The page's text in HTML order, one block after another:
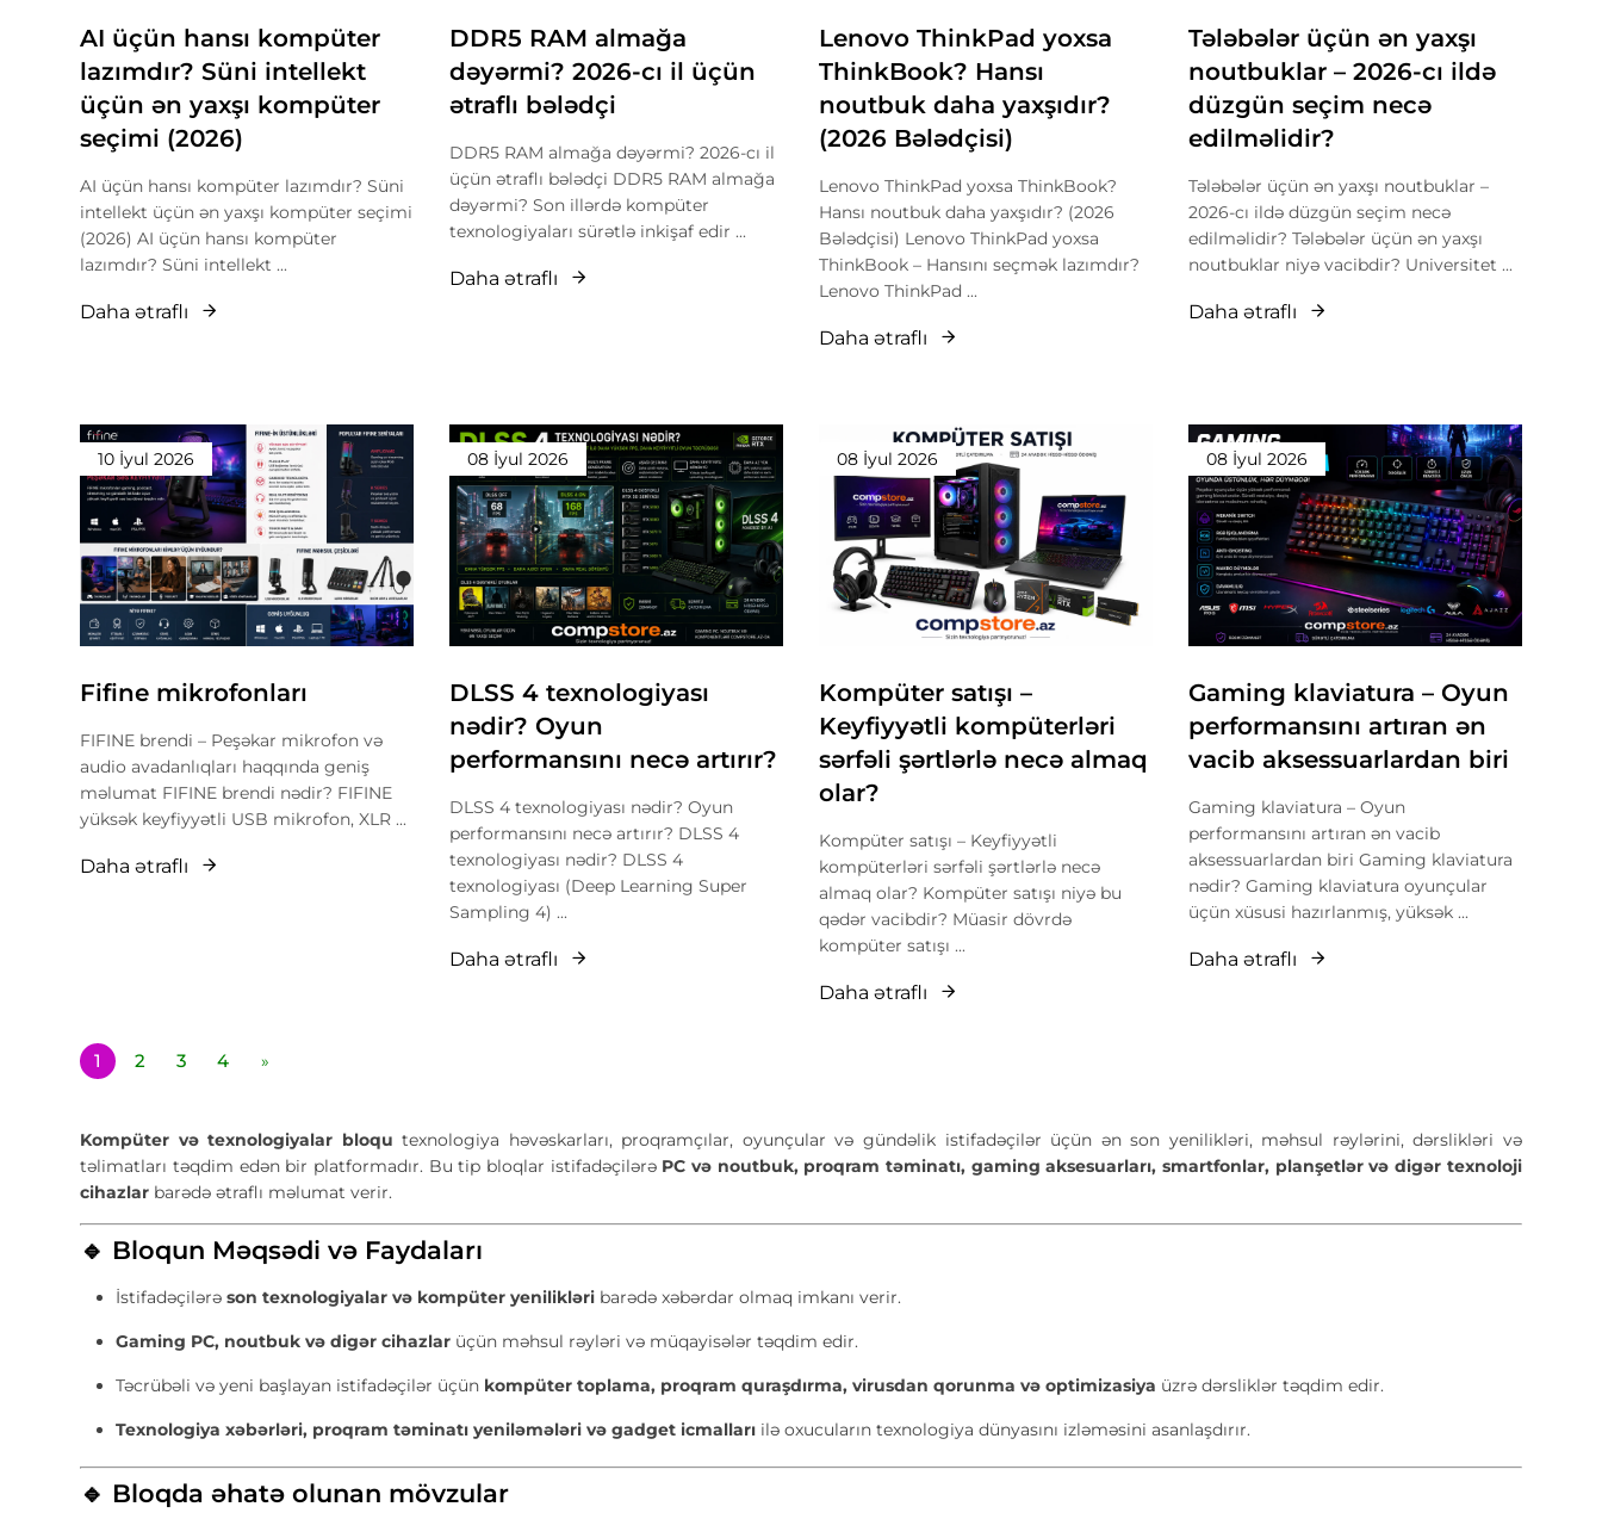
AI üçün hansı kompüter
lazımdır? Süni intellekt
üçün ən yaxşı kompüter
seçimi (2026)
AI üçün hansı kompüter lazımdır? Süni
intellekt üçün ən yaxşı kompüter seçimi
(2026) AI üçün hansı kompüter
lazımdır? Süni intellekt ...
Daha ətraflı
DDR5 RAM almağa
dəyərmi? 2026-cı il üçün
ətraflı bələdçi
DDR5 RAM almağa dəyərmi? 2026-cı il
üçün ətraflı bələdçi DDR5 RAM almağa
dəyərmi? Son illərdə kompüter
texnologiyaları sürətlə inkişaf edir ...
Daha ətraflı
Lenovo ThinkPad yoxsa
ThinkBook? Hansı
noutbuk daha yaxşıdır?
(2026 Bələdçisi)
Lenovo ThinkPad yoxsa ThinkBook?
Hansı noutbuk daha yaxşıdır? (2026
Bələdçisi) Lenovo ThinkPad yoxsa
ThinkBook – Hansını seçmək lazımdır?
Lenovo ThinkPad ...
Daha ətraflı
Tələbələr üçün ən yaxşı
noutbuklar – 2026-cı ildə
düzgün seçim necə
edilməlidir?
Tələbələr üçün ən yaxşı noutbuklar –
2026-cı ildə düzgün seçim necə
edilməlidir? Tələbələr üçün ən yaxşı
noutbuklar niyə vacibdir? Universitet ...
Daha ətraflı
10 İyul 2026
Fifine mikrofonları
FIFINE brendi – Peşəkar mikrofon və
audio avadanlıqları haqqında geniş
məlumat FIFINE brendi nədir? FIFINE
yüksək keyfiyyətli USB mikrofon, XLR ...
Daha ətraflı
08 İyul 2026
DLSS 4 texnologiyası
nədir? Oyun
performansını necə artırır?
DLSS 4 texnologiyası nədir? Oyun
performansını necə artırır? DLSS 4
texnologiyası nədir? DLSS 4
texnologiyası (Deep Learning Super
Sampling 4) ...
Daha ətraflı
08 İyul 2026
Kompüter satışı –
Keyfiyyətli kompüterləri
sərfəli şərtlərlə necə almaq
olar?
Kompüter satışı – Keyfiyyətli
kompüterləri sərfəli şərtlərlə necə
almaq olar? Kompüter satışı niyə bu
qədər vacibdir? Müasir dövrdə
kompüter satışı ...
Daha ətraflı
08 İyul 2026
Gaming klaviatura – Oyun
performansını artıran ən
vacib aksessuarlardan biri
Gaming klaviatura – Oyun
performansını artıran ən vacib
aksessuarlardan biri Gaming klaviatura
nədir? Gaming klaviatura oyunçular
üçün xüsusi hazırlanmış, yüksək ...
Daha ətraflı
1 2 3 4 »
Kompüter və texnologiyalar bloqu texnologiya həvəskarları, proqramçılar, oyunçular və gündəlik istifadəçilər üçün ən son yenilikləri, məhsul rəylərini, dərslikləri və
təlimatları təqdim edən bir platformadır. Bu tip bloqlar istifadəçilərə PC və noutbuk, proqram təminatı, gaming aksesuarları, smartfonlar, planşetlər və digər texnoloji
cihazlar barədə ətraflı məlumat verir.
🔹 Bloqun Məqsədi və Faydaları
İstifadəçilərəson texnologiyalar və kompüter yenilikləri barədə xəbərdar olmaq imkanı verir.
Gaming PC, noutbuk və digər cihazlar üçün məhsul rəyləri və müqayisələr təqdim edir.
Təcrübəli və yeni başlayan istifadəçilər üçün kompüter toplama, proqram quraşdırma, virusdan qorunma və optimizasiya üzrə dərsliklər təqdim edir.
Texnologiya xəbərləri, proqram təminatı yeniləmələri və gadget icmalları ilə oxucuların texnologiya dünyasını izləməsini asanlaşdırır.
🔹 Bloqda əhatə olunan mövzular